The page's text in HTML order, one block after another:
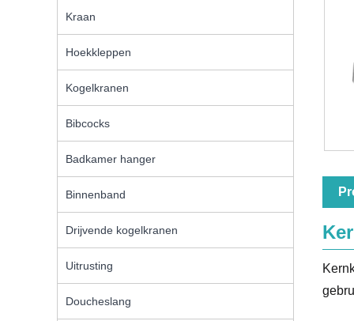
Kraan
Hoekkleppen
Kogelkranen
Bibcocks
Badkamer hanger
Binnenband
Drijvende kogelkranen
Uitrusting
Doucheslang